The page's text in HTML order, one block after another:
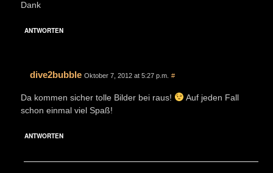
Dank
ANTWORTEN
dive2bubble Oktober 7, 2012 at 5:27 p.m. #
Da kommen sicher tolle Bilder bei raus!
Auf jeden Fall
schon einmal viel Spaß!
ANTWORTEN